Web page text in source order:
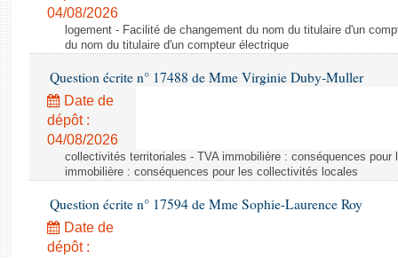
Comptes rendus des débats
04/08/2026
logement - Facilité de changement du nom du titulaire d'un
du nom du titulaire d'un compteur électrique
Question écrite n° 17488 de Mme Virginie Duby-Muller
Date de
dépôt :
04/08/2026
collectivités territoriales - TVA immobilière : conséquences
immobilière : conséquences pour les collectivités locales
Question écrite n° 17594 de Mme Sophie-Laurence Roy
Date de
dépôt :